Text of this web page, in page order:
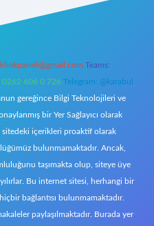
Teams:
0262 606 0 726 Telegram: @karabul
gereğince Bilgi Teknolojileri ve
bir Yer Sağlayıcı olarak
içerikleri proaktif olarak
bulunmamaktadır. Ancak,
taşımakta olup, siteye üye
Bu internet sitesi, herhangi bir
bağlantısı bulunmamaktadır.
paylaşılmaktadır. Burada yer